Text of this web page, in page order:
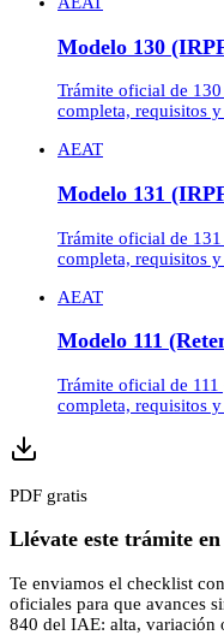
Modelo 130
Trámite oficial de
completa, requisitos
AEAT
Modelo 131
Trámite oficial de
completa, requisitos
AEAT
Modelo 111
Trámite oficial de
completa, requisitos
PDF gratis
Llévate este trámite
Te enviamos el checklist
oficiales para que avances
840 del IAE: alta, variación